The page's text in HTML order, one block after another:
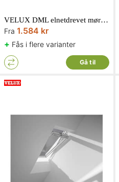
VELUX DML elnetdrevet mørklægningsgardin
Fra 1.584 kr
+ Fås i flere varianter
Gå til